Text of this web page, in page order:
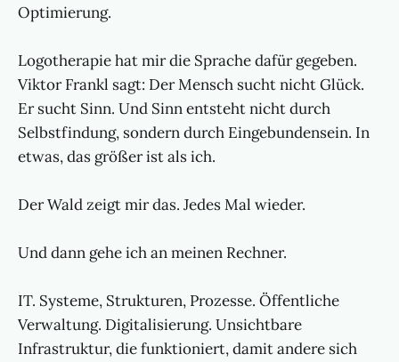
Optimierung.
Logotherapie hat mir die Sprache dafür gegeben.
Viktor Frankl sagt: Der Mensch sucht nicht Glück.
Er sucht Sinn. Und Sinn entsteht nicht durch
Selbstfindung, sondern durch Eingebundensein. In
etwas, das größer ist als ich.
Der Wald zeigt mir das. Jedes Mal wieder.
Und dann gehe ich an meinen Rechner.
IT. Systeme, Strukturen, Prozesse. Öffentliche
Verwaltung. Digitalisierung. Unsichtbare
Infrastruktur, die funktioniert, damit andere sich